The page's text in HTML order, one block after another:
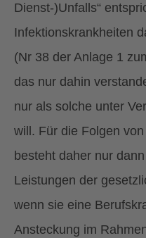
Dienst-)Unfalls“
Infektionskrankheiten
(Nr 38 der Anlage 1
das nur dahin
nur als solche unter
will. Für die Folgen
besteht daher nur
Leistungen der
wenn sie eine
Ansteckung im